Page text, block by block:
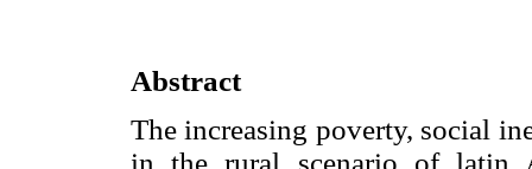
Abstract
The increasing poverty, social
in the rural scenario of latin